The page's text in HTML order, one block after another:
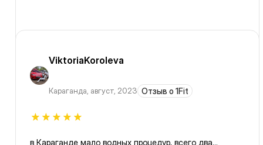
ViktoriaKoroleva
Караганда, август, 2023 Отзыв о 1Fit
в Караганде мало водных процедур, всего два...